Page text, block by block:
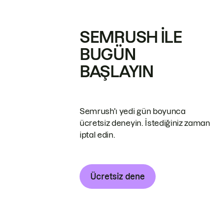
SEMRUSH ILE
BUGÜN
BAŞLAYIN
Semrush'ı yedi gün boyunca
ücretsiz deneyin. İstediğiniz zaman
iptal edin.
Ücretsiz dene